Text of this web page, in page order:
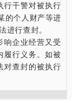
行干警对被执行
的个人财产等进
进行查封。
企业经营又受
履行义务。如被
对查封的被执行